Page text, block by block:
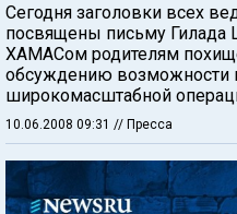
Сегодня заголовки всех
посвящены письму Гилада
ХАМАСом родителям
обсуждению возможности
широкомасштабной
10.06.2008 09:31 // Пресса